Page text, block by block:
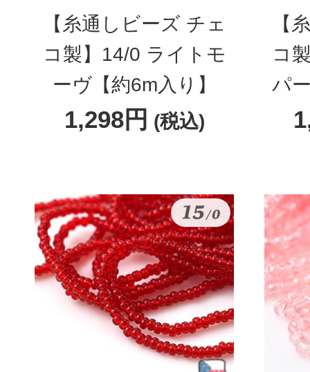
【糸通しビーズ チェ
コ製】14/0 ライトモ
ーヴ【約6m入り】
1,298円 (税込)
【
コ
パ